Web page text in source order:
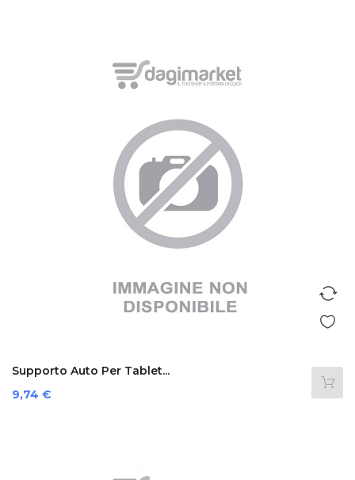
Supporto Auto Per Tablet...
Prezzo
9,74 €